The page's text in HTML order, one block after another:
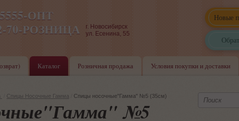
Новые
ОПТ
70-РОЗНИЦА
17
г. Новосибирск
ул. Есенина, 55
Каталог Розничная продажа Условия покупки и доставки
Спицы Носочные Гамма Спицы носочные"Гамма" №5 (35см)
№5